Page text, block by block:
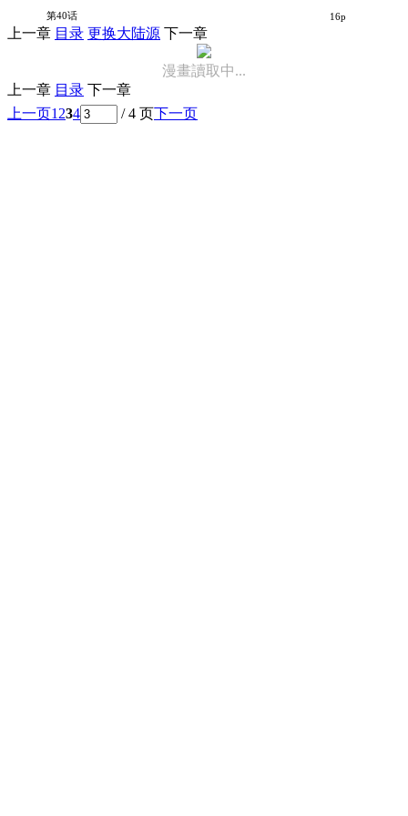
第40话 16p
上一章 目录 更换大陆源 下一章
漫畫讀取中...
上一章 目录 下一章
上一页1 234 / 4 页下一页